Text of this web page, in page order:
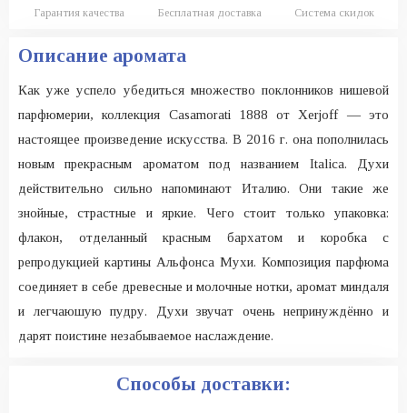
Гарантия качества Бесплатная доставка Система скидок
Описание аромата
Как уже успело убедиться множество поклонников нишевой
парфюмерии, коллекция Casamorati 1888 от Xerjoff — это
настоящее произведение искусства. В 2016 г. она пополнилась
новым прекрасным ароматом под названием Italica. Духи
действительно сильно напоминают Италию. Они такие же
знойные, страстные и яркие. Чего стоит только упаковка:
флакон, отделанный красным бархатом и коробка с
репродукцией картины Альфонса Мухи. Композиция парфюма
соединяет в себе древесные и молочные нотки, аромат миндаля
и легчаюшую пудру. Духи звучат очень непринуждённо и
дарят поистине незабываемое наслаждение.
Способы доставки: